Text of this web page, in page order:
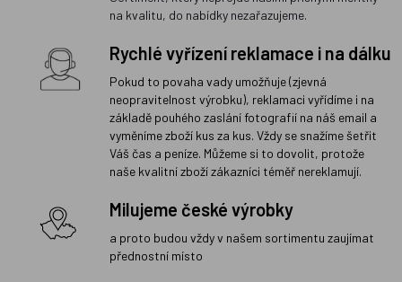
na kvalitu, do nabídky nezařazujeme.
Rychlé vyřízení reklamace i na dálku
Pokud to povaha vady umožňuje (zjevná
neopravitelnost výrobku), reklamaci vyřídíme i na
základě pouhého zaslání fotografií na náš email a
vyměníme zboží kus za kus. Vždy se snažíme šetřit
Váš čas a peníze. Můžeme si to dovolit, protože
naše kvalitní zboží zákazníci téměř nereklamují.
Milujeme české výrobky
a proto budou vždy v našem sortimentu zaujímat
přednostní místo